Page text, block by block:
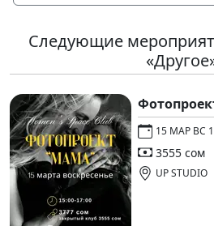
Следующие
15 МАР ВС
3555 сом
UP STUDIO